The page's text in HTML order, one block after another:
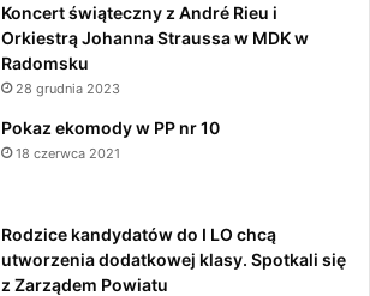
Koncert świąteczny z André Rieu i
Orkiestrą Johanna Straussa w MDK w
Radomsku
28 grudnia 2023
Pokaz ekomody w PP nr 10
18 czerwca 2021
Rodzice kandydatów do I LO chcą
utworzenia dodatkowej klasy. Spotkali się
z Zarządem Powiatu